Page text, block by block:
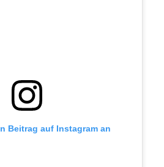
Beitrag auf Instagram an